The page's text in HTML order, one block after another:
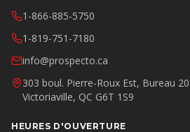
1-866-885-5750
1-819-751-7180
info@prospecto.ca
303 boul. Pierre-Roux Est, Bureau
Victoriaville, QC G6T 1S9
HEURES D'OUVERTURE